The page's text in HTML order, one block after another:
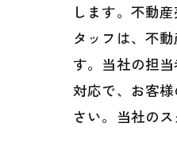
します。不動
タッフは、不
す。当社の担
対応で、お客
さい。当社の